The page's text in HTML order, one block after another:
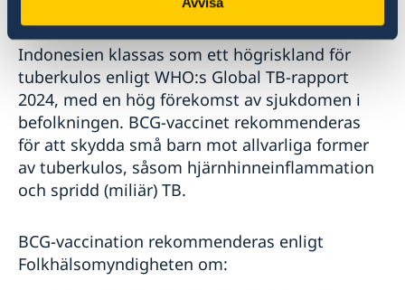
Indonesien klassas som ett högriskland för
tuberkulos enligt WHO:s Global TB-rapport
2024, med en hög förekomst av sjukdomen i
befolkningen. BCG-vaccinet rekommenderas
för att skydda små barn mot allvarliga former
av tuberkulos, såsom hjärnhinneinflammation
och spridd (miliär) TB.
BCG-vaccination rekommenderas enligt
Folkhälsomyndigheten om: